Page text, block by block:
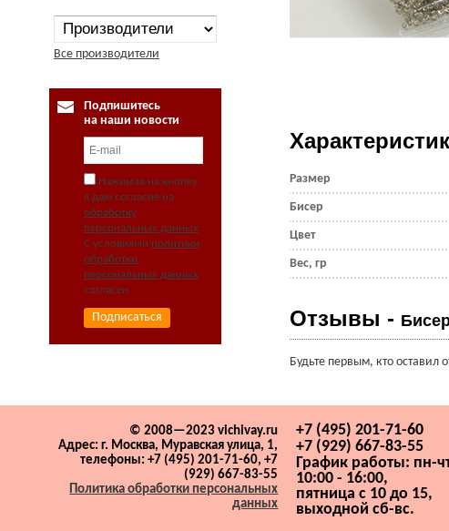
Все производители
Подпишитесь
на наши новости
Нажимая на кнопку,
я даю согласие на
обработку
персональных данных.
С условиями политики
обработки
персональных данных
согласен.
Размер
Бисер
Цвет
Вес, гр
Отзывы -
Будьте первым, кто оставил
© 2008—2023 vichivay.ru
Адрес:г. Москва, Муравская улица, 1,
телефоны: +7 (495) 201-71-60, +7
(929) 667-83-55
Политика обработки персональных
данных
+7 (495) 201-71-60
+7 (929) 667-83-55
График работы: пн-
10:00 - 16:00,
пятница с 10 до 15,
выходной сб-вс.